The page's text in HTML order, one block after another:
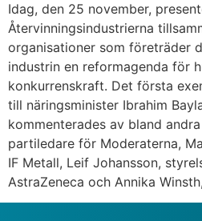
Idag, den 25 november,
Återvinningsindustrierna
organisationer som företräder
industrin en reformagenda för
konkurrenskraft. Det första
till näringsminister Ibrahim
kommenterades av bland
partiledare för Moderaterna,
IF Metall, Leif Johansson,
AstraZeneca och Annika